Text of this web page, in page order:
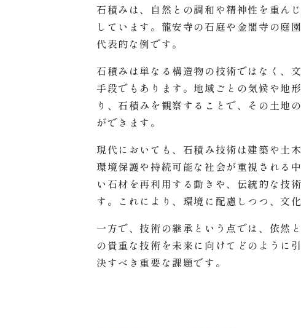
石積みは、自然との調和や精神性を重ん
しています。龍安寺の石庭や金閣寺の庭
代表的な例です。
石積みは単なる構造物の技術ではなく、
手段でもあります。地域ごとの気候や地
り、石積みを観察することで、その土地
ができます。
現代においても、石積み技術は建築や土
環境保護や持続可能な社会が重視される
い石材を再利用する動きや、伝統的な技
す。これにより、環境に配慮しつつ、文
一方で、技術の継承という点では、依然
の貴重な技術を未来に向けてどのように
決すべき重要な課題です。